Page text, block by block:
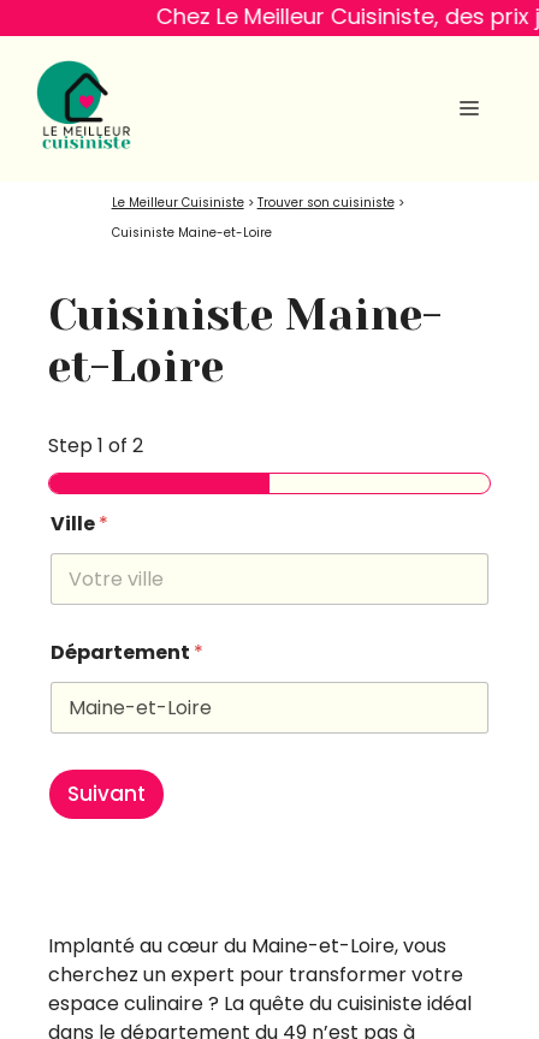
au
contenu
Chez Le Meilleur Cuisiniste, des prix
MENU
Le Meilleur Cuisiniste > Trouver son cuisiniste>
Cuisiniste Maine-et-Loire
Cuisiniste Maine-
et-Loire
Step1 of 2
Ville*
Département *
Suivant
Implanté au cœur du Maine-et-Loire, vous
cherchez un expert pour transformer votre
espace culinaire ? La quête du cuisiniste idéal
dans le département du 49 n’est pas à